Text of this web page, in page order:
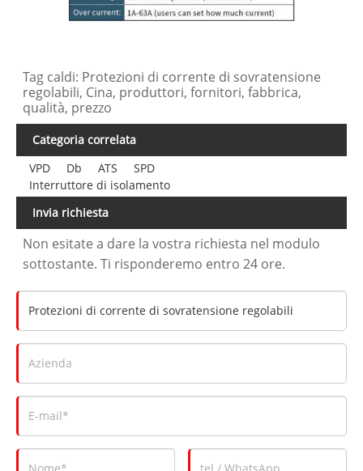
Tag caldi: Protezioni di corrente di sovratensione
regolabili, Cina, produttori, fornitori, fabbrica,
qualità, prezzo
Categoria correlata
VPD
Db ATS
SPD
Interruttore di isolamento
Invia richiesta
Non esitate a dare la vostra richiesta nel modulo
sottostante. Ti risponderemo entro 24 ore.